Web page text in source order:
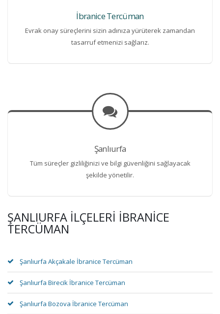
İbranice Tercüman
Evrak onay süreçlerini sizin adınıza yürüterek zamandan
tasarruf etmenizi sağlarız.
Şanlıurfa
Tüm süreçler gizliliğinizi ve bilgi güvenliğini sağlayacak
şekilde yönetilir.
ŞANLIURFA İLÇELERI İBRANICE
TERCÜMAN
Şanlıurfa Akçakale İbranice Tercüman
Şanlıurfa Birecik İbranice Tercüman
Şanlıurfa Bozova İbranice Tercüman